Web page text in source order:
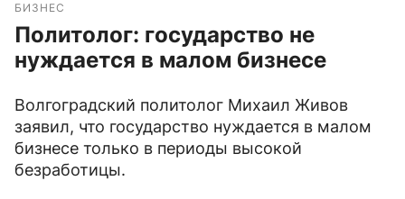
БИЗНЕС
Политолог: государство не
нуждается в малом бизнесе
Волгоградский политолог Михаил Живов
заявил, что государство нуждается в малом
бизнесе только в периоды высокой
безработицы.